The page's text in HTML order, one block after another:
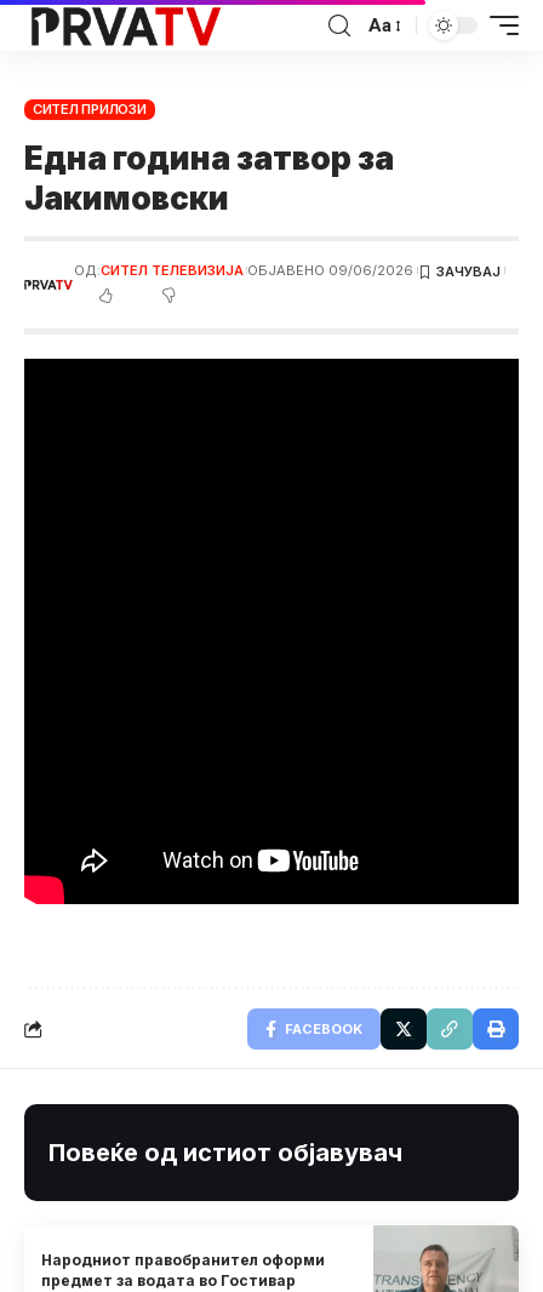
Аа
СИТЕЛ ПРИЛОЗИ
Една година затвор за
Јакимовски
ОД:СИТЕЛ ТЕЛЕВИЗИЈА ОБЈАВЕНО 09/06/2026
FACEBOOK
Повеќе од истиот објавувач
Народниот правобранител оформи
предмет за водата во Гостивар